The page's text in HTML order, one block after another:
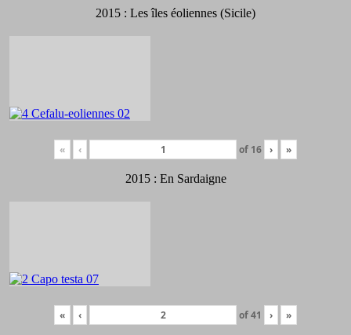
2015 : Les îles éoliennes (Sicile)
« ‹ of 16 › »
2015 : En Sardaigne
« ‹ of41 › »